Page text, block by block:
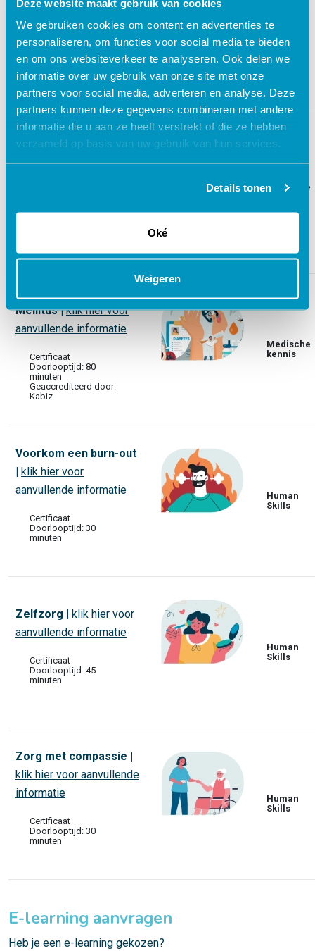
Deze website maakt gebruik van cookies
We gebruiken cookies om content en advertenties te
personaliseren, om functies voor social media te bieden
en om ons websiteverkeer te analyseren. Ook delen we
informatie over uw gebruik van onze site met onze
partners voor social media, adverteren en analyse. Deze
partners kunnen deze gegevens combineren met andere
informatie die u aan ze heeft verstrekt of die ze hebben
verzameld op basis van uw gebruik van hun services.
Details tonen
Oké
Weigeren
hier voor aanvullende
informatie
Doorlooptijd: 30
minuten
Human
Skills
Triage en
communicatie |klik hier
voor aanvullende
Medische
Mellitus |klik hier voor
aanvullende informatie
Certificaat
Doorlooptijd: 80
minuten
Geaccrediteerd door:
Kabiz
Medische
kennis
Voorkom een burn-out
klik hier voor
aanvullende informatie
Certificaat
Doorlooptijd: 30
minuten
Human
Skills
Zelfzorg |
klik hier voor
aanvullende informatie
Certificaat
Doorlooptijd: 45
minuten
Human
Skills
Zorg met compassie |
klik hier voor aanvullende
informatie
Certificaat
Doorlooptijd: 30
minuten
Human
Skills
E-learning aanvragen
Heb je een e-learning gekozen?